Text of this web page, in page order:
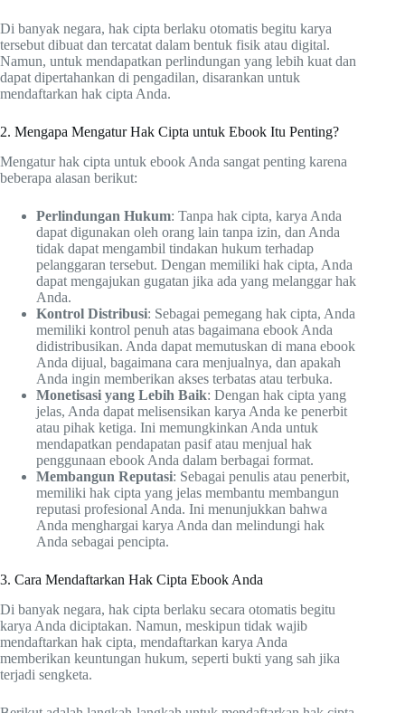
Di banyak negara, hak cipta berlaku otomatis begitu karya
tersebut dibuat dan tercatat dalam bentuk fisik atau digital.
Namun, untuk mendapatkan perlindungan yang lebih kuat dan
dapat dipertahankan di pengadilan, disarankan untuk
mendaftarkan hak cipta Anda.
2. Mengapa Mengatur Hak Cipta untuk Ebook Itu Penting?
Mengatur hak cipta untuk ebook Anda sangat penting karena
beberapa alasan berikut:
Perlindungan Hukum: Tanpa hak cipta, karya Anda
dapat digunakan oleh orang lain tanpa izin, dan Anda
tidak dapat mengambil tindakan hukum terhadap
pelanggaran tersebut. Dengan memiliki hak cipta, Anda
dapat mengajukan gugatan jika ada yang melanggar hak
Anda.
Kontrol Distribusi: Sebagai pemegang hak cipta, Anda
memiliki kontrol penuh atas bagaimana ebook Anda
didistribusikan. Anda dapat memutuskan di mana ebook
Anda dijual, bagaimana cara menjualnya, dan apakah
Anda ingin memberikan akses terbatas atau terbuka.
Monetisasi yang Lebih Baik: Dengan hak cipta yang
jelas, Anda dapat melisensikan karya Anda ke penerbit
atau pihak ketiga. Ini memungkinkan Anda untuk
mendapatkan pendapatan pasif atau menjual hak
penggunaan ebook Anda dalam berbagai format.
Membangun Reputasi: Sebagai penulis atau penerbit,
memiliki hak cipta yang jelas membantu membangun
reputasi profesional Anda. Ini menunjukkan bahwa
Anda menghargai karya Anda dan melindungi hak
Anda sebagai pencipta.
3. Cara Mendaftarkan Hak Cipta Ebook Anda
Di banyak negara, hak cipta berlaku secara otomatis begitu
karya Anda diciptakan. Namun, meskipun tidak wajib
mendaftarkan hak cipta, mendaftarkan karya Anda
memberikan keuntungan hukum, seperti bukti yang sah jika
terjadi sengketa.